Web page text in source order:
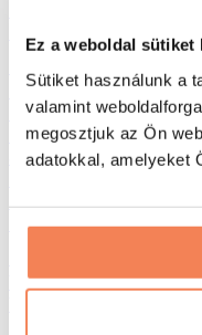
Ez a weboldal sütiket
Sütiket használunk a
valamint
megosztjuk az Ön
adatokkal, amelyeket
Hátizsákok
Futás
Küzdősportok
Kerékpározás
Jóga és pilates
Úszás
Túrázás
Vörösfény-terápia